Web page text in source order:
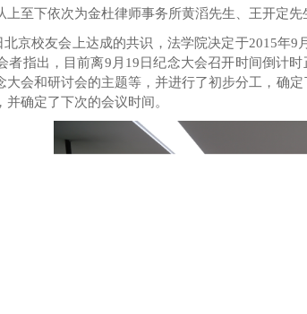
上至下依次为金杜律师事务所黄滔先生、王开定
北京校友会上达成的共识，法学院决定于2015年
者指出，目前离9 月 19日纪念大会召开时间倒计时
大会和研讨会的主题等 ，并进行了初步分工 ，确
并确定了下次的会议时间。